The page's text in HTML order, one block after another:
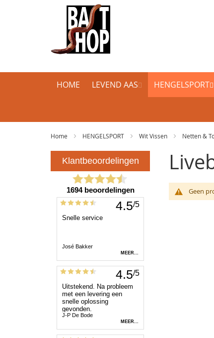
HOME LEVEND AAS HENGELSPORT
Home HENGELSPORT Wit Vissen Netten &
Geen